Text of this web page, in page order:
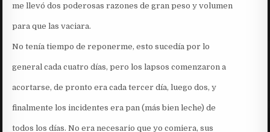
me llevó dos poderosas razones de gran peso y volumen
para que las vaciara.
No tenía tiempo de reponerme, esto sucedía por lo
general cada cuatro días, pero los lapsos comenzaron a
acortarse, de pronto era cada tercer día, luego dos, y
finalmente los incidentes era pan (más bien leche) de
todos los días. No era necesario que yo comiera, sus